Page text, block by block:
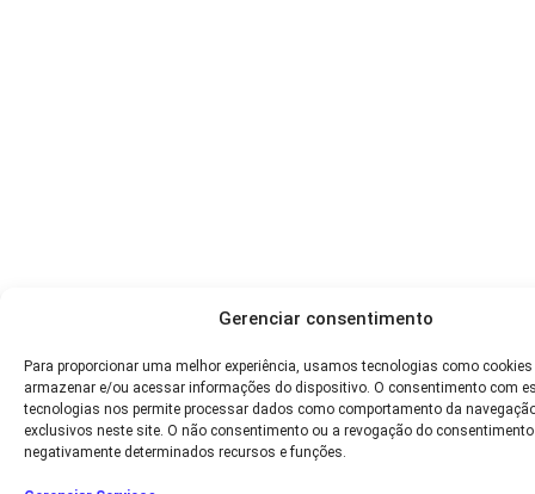
Gerenciar consentimento
Para proporcionar uma melhor experiência, usamos tecnologias como cookies
armazenar e/ou acessar informações do dispositivo. O consentimento com
tecnologias nos permite processar dados como comportamento da
exclusivos neste site. O não consentimento ou a revogação do
negativamente determinados recursos e funções.